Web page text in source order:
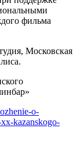
фильма
Московская
o-
kazanskogo-